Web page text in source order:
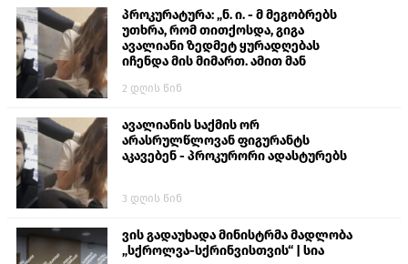
პროკურატურა: „ნ. ი. - მ მეგობრებს
უთხრა, რომ თითქოსდა, გიგა
ავალიანი ზედმეტ ყურადღებას
იჩენდა მის მიმართ. ამით მან
თავს დასხმოდა გიგა ავალიანს“
2 დღის წინ
ავალიანის საქმის ორ
არასრულწლოვან ფიგურანტს
აკავებენ - პროკურორი ადასტურებს
3 დღის წინ
ვის გადაუხადა მინისტრმა მადლობა
„სქროლვა-სქრინვისთვის“ | სია